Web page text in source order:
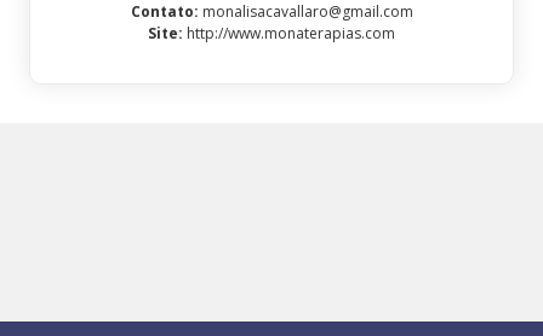
Contato: monalisacavallaro@gmail.com
Site: http://www.monaterapias.com